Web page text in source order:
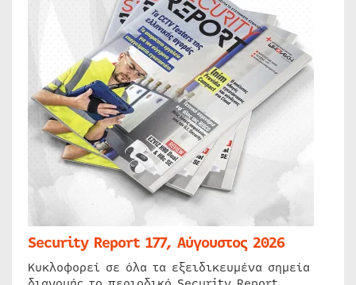
Security Report 177, Αύγουστος 2026
Κυκλοφορεί σε όλα τα εξειδικευμένα σημεία